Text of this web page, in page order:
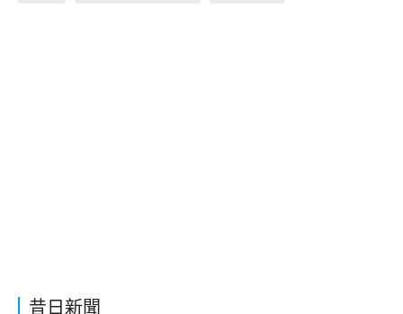
昔日新聞